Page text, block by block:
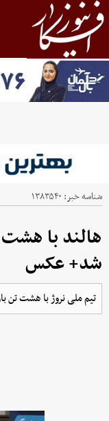
شناسه خبر: ۱۳۸۳۵۴۰
هالند با هشت
شد+ عکس
تیم ملی نروژ با هشت تن